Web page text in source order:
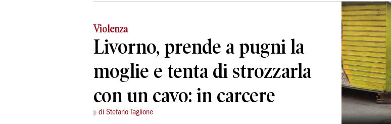
Violenza
Livorno, prende a pugni la
moglie e tenta di strozzarla
con un cavo: in carcere
di Stefano Taglione